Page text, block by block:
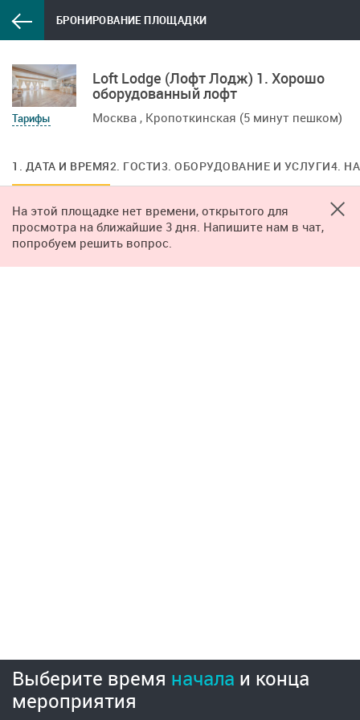
БРОНИРОВАНИЕ ПЛОЩАДКИ
Выберите время начала и конца
мероприятия
Тарифы
Loft Lodge (Лофт Лодж) 1. Хорошо
оборудованный лофт
Москва , Кропоткинская (5 минут пешком)
1. ДАТА И ВРЕМЯ2. ГОСТИ3. ОБОРУДОВАНИЕ И УСЛУГИ4.
На этой площадке нет времени, открытого для
просмотра на ближайшие 3 дня. Напишите нам в чат,
попробуем решить вопрос.